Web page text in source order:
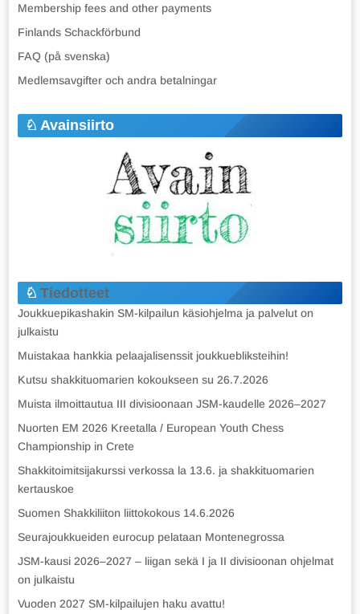
Membership fees and other payments
Finlands Schackförbund
FAQ (på svenska)
Medlemsavgifter och andra betalningar
Avainsiirto
Tiedotteet
Joukkuepikashakin SM-kilpailun käsiohjelma ja palvelut on
julkaistu
Muistakaa hankkia pelaajalisenssit joukkuebliksteihin!
Kutsu shakkituomarien kokoukseen su 26.7.2026
Muista ilmoittautua III divisioonaan JSM-kaudelle 2026–2027
Nuorten EM 2026 Kreetalla / European Youth Chess
Championship in Crete
Shakkitoimitsijakurssi verkossa la 13.6. ja shakkituomarien
kertauskoe
Suomen Shakkiliiton liittokokous 14.6.2026
Seurajoukkueiden eurocup pelataan Montenegrossa
JSM-kausi 2026–2027 – liigan sekä I ja II divisioonan ohjelmat
on julkaistu
Vuoden 2027 SM-kilpailujen haku avattu!